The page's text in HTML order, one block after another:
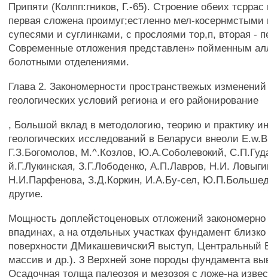
Припяти (Колпп:гников, Г.-65). Строение обеих тсррас
первая сложена проимуг;естленно мел-косернмстыми
супесями и суглинками, с прослоями тор,п, вторая -
Современные отложения представлен» пойменным
болотными отделениями.
Глава 2. Закономерности пространствежых
геологических условий региона и его районирование
, Большой вклад в методологию, теорию и практику
геологических исследований в Беларуси внеоли
Г.З.Богомолов, М.^.Козлов, Ю.А.Соболевокий,
й.Г.Лукинская, З.Г.Лободенко, А.П.Лавров, Н.И.
Н.И.Парфенова, З.Д.Коркин, И.А.Бу-сел,
другие.
Мощность доплейстоценовых отложений закономерно
впадинах, а на отдельных участках фундамент
поверхности ДМикашевичскиЯ выступ, Центральный
массив и др.). 3 Верхней зоне породы фундамента
Осадочная толща палеозоя и мезозоя с ложе-на